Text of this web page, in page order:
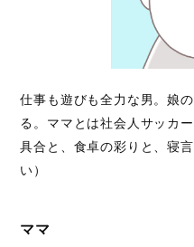
仕事も遊びも全力な男。娘
る。ママとは社会人サッカ
具合と、食卓の彩りと、寝
い）
ママ